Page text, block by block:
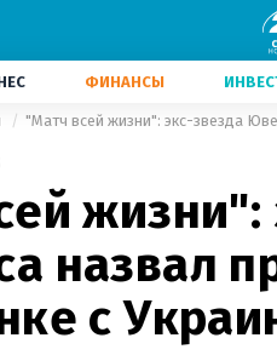
ФИНАНСЫ
"Матч всей жизни": экс-звезда
жизни":
назвал
с